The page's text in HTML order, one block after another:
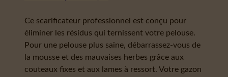
Ce scarificateur professionnel est conçu pour
éliminer les résidus qui ternissent votre pelouse.
Pour une pelouse plus saine, débarrassez-vous de
la mousse et des mauvaises herbes grâce aux
couteaux fixes et aux lames à ressort. Votre gazon